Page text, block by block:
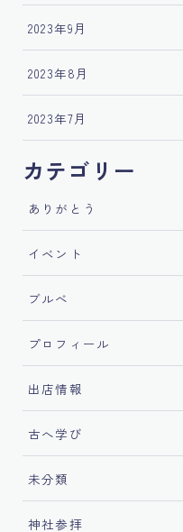
2023年9月
2023年8月
2023年7月
カテゴリー
ありがとう
イベント
ブルべ
プロフィール
出店情報
古へ学び
未分類
神社参拝